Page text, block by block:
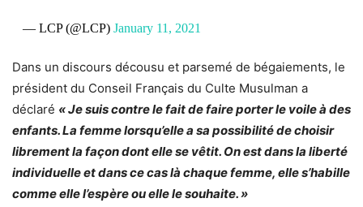
— LCP (@LCP) January 11, 2021
Dans un discours décousu et parsemé de bégaiements, le
président du Conseil Français du Culte Musulman a
déclaré « Je suis contre le fait de faire porter le voile à des
enfants. La femme lorsqu’elle a sa possibilité de choisir
librement la façon dont elle se vêtit. On est dans la liberté
individuelle et dans ce cas là chaque femme, elle s’habille
comme elle l’espère ou elle le souhaite. »